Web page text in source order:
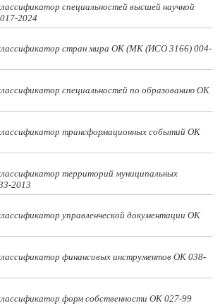
специальностей высшей научной
2024
стран мира ОК (МК (ИСО 3166) 004-
специальностей по образованию ОК
трансформационных событий ОК
территорий муниципальных
2013
управленческой документации ОК
финансовых инструментов OK 038-
форм собственности ОК 027-99